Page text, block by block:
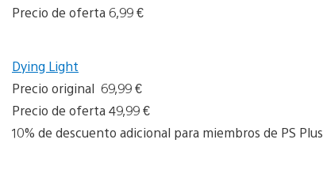
Precio de oferta 6,99 €
Dying Light
Precio original 69,99 €
Precio de oferta 49,99 €
10% de descuento adicional para miembros de PS Plus